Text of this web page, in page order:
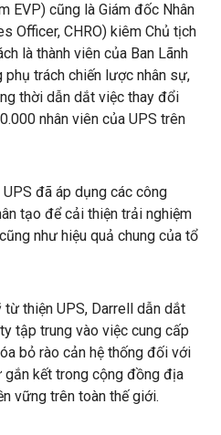
EVP) cũng là Giám đốc Nhân
Officer, CHRO) kiêm Chủ tịch
là thành viên của Ban Lãnh
trách chiến lược nhân sự,
thời dẫn dắt việc thay đổi
nhân viên của UPS trên
đã áp dụng các công
tạo để cải thiện trải nghiệm
như hiệu quả chung của tổ
thiện UPS, Darrell dẫn dắt
tập trung vào việc cung cấp
bỏ rào cản hệ thống đối với
kết trong cộng đồng địa
vững trên toàn thế giới.